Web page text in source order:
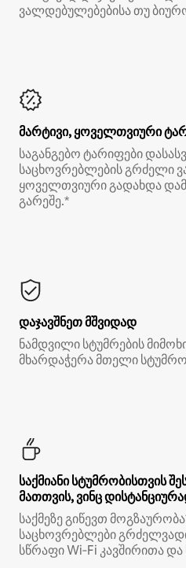
ვალდებულებებისა თუ
მარტივი, ყოველთვიური
საგანგებო ტარიფები
საცხოვრებლების გრძელი
ყოველთვიური გადახდა
გარეშე.*
დაჯავშნეთ მშვიდად
ნამდვილი სტუმრების
მხარდაჭერა მთელი
საქმიანი სტუმრობისთვის
მათთვის, ვინც
საქმეზე გიწევთ
საცხოვრებლები
სწრაფი Wi‑Fi კავშირითა